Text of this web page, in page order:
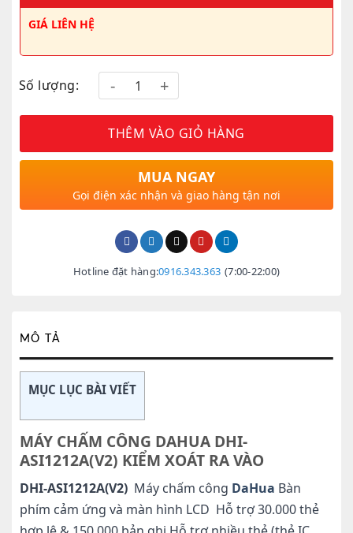
GIÁ LIÊN HỆ
Số lượng:
THÊM VÀO GIỎ HÀNG
MUA NGAY
Gọi điện xác nhận và giao hàng tận nơi
Hotline đặt hàng:0916.343.363 (7:00-22:00)
MÔ TẢ
MỤC LỤC BÀI VIẾT
MÁY CHẤM CÔNG DAHUA DHI-
ASI1212A(V2) KIỂM XOÁT RA VÀO
DHI-ASI1212A(V2)Máy chấm công DaHua Bàn
phím cảm ứng và màn hình LCD Hỗ trợ 30.000 thẻ